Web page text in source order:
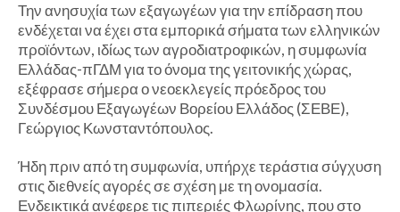
Την ανησυχία των εξαγωγέων για την επίδραση που
ενδέχεται να έχει στα εμπορικά σήματα των ελληνικών
προϊόντων, ιδίως των αγροδιατροφικών, η συμφωνία
Ελλάδας-πΓΔΜ για το όνομα της γειτονικής χώρας,
εξέφρασε σήμερα ο νεοεκλεγείς πρόεδρος του
Συνδέσμου Εξαγωγέων Βορείου Ελλάδος (ΣΕΒΕ),
Γεώργιος Κωνσταντόπουλος.
Ήδη πριν από τη συμφωνία, υπήρχε τεράστια σύγχυση
στις διεθνείς αγορές σε σχέση με τη ονομασία.
Ενδεικτικά ανέφερε τις πιπεριές Φλωρίνης, που στο